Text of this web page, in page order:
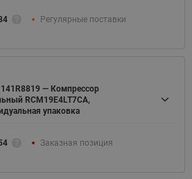
Регулярные поставки
— Компрессор
RCM19E4LT7CA,
упаковка
Заказная позиция